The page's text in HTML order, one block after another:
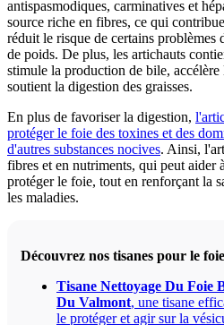
antispasmodiques, carminatives et
source riche en fibres, ce qui
réduit le risque de certains problèmes
de poids. De plus, les artichauts
stimule la production de bile,
soutient la digestion des graisses.
En plus de favoriser la digestion,
protéger le foie des toxines et des
d'autres substances nocives. Ainsi,
fibres et en nutriments, qui peut aider
protéger le foie, tout en renforçant la
les maladies.
Découvrez nos tisanes pour le
Tisane Nettoyage Du Foie
Du Valmont, une tisane
le protéger et agir sur la